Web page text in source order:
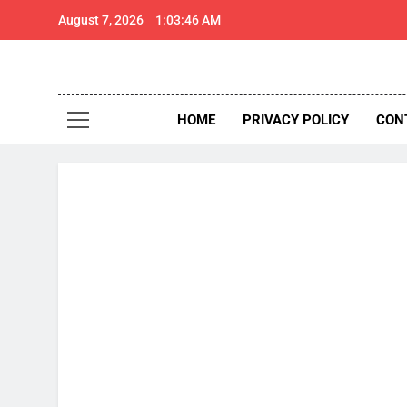
August 7, 2026 1:03:47 AM
Thar
HOME PRIVACY POLICY